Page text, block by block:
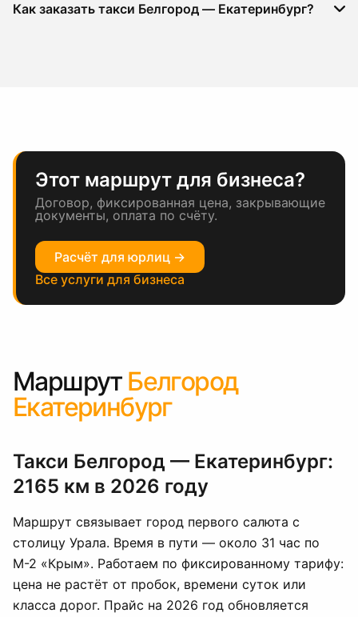
Как заказать такси Белгород — Екатеринбург?
Этот маршрут для бизнеса?
Договор, фиксированная цена, закрывающие
документы, оплата по счёту.
Расчёт для юрлиц →
Все услуги для бизнеса
Маршрут Белгород
Екатеринбург
Такси Белгород — Екатеринбург:
2165 км в 2026 году
Маршрут связывает город первого салюта с
столицу Урала. Время в пути — около 31 час по
М-2 «Крым». Работаем по фиксированному тарифу:
цена не растёт от пробок, времени суток или
класса дорог. Прайс на 2026 год обновляется